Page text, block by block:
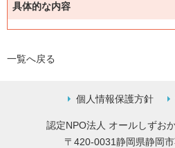
具体的な内容
一覧へ戻る
個人情報保護方針
認定NPO法人 オールしずお
〒420-0031静岡県静岡